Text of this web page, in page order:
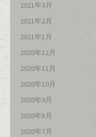
2021年3月
2021年2月
2021年1月
2020年12月
2020年11月
2020年10月
2020年9月
2020年8月
2020年7月